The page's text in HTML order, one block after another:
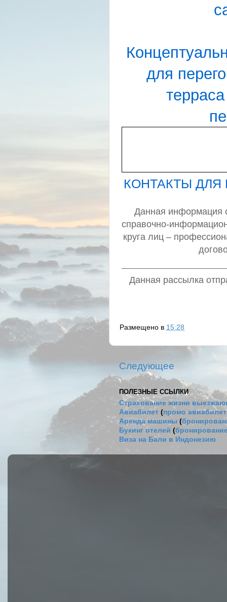
для
КОНТАКТЫ
Данная информация о
справочно-
круга лиц –
Данная рассылка
Размещено в 15:28
Следующее
ПОЛЕЗНЫЕ ССЫЛКИ
Страхование жизни
Авиабилет (промо
Аренда машины (
Букинг отелей (
Виза на Бали в Индонезию